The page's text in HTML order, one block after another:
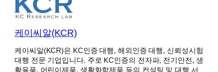
케이씨알(KCR)
케이씨알(KCR)은 KC인증 대행, 해외인증 대행, 신뢰성시험
대행 전문 기업입니다. 주로 KC인증의 전자파, 전기안전, 생
활용품, 어린이제품, 생활화학제품 등의 컨설팅 및 대행 서